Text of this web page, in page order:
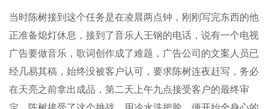
当时陈树接到这个任务是在凌晨两点钟，刚刚写完东西的他
正准备熄灯休息，接到了音乐人王钢的电话，说有一个电视
广告要做音乐，歌词创作成了难题，广告公司的文案人员已
经几易其稿，始终没被客户认可，要求陈树连夜赶写，务必
在天亮之前拿出成品，第二天上午九点接受客户的最终审